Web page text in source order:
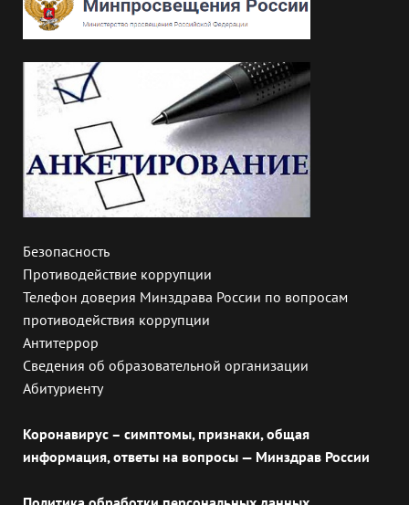
Безопасность
Противодействие коррупции
Телефон доверия Минздрава России по вопросам
противодействия коррупции
Антитеррор
Сведения об образовательной организации
Абитуриенту
Коронавирус – симптомы, признаки, общая
информация, ответы на вопросы — Минздрав России